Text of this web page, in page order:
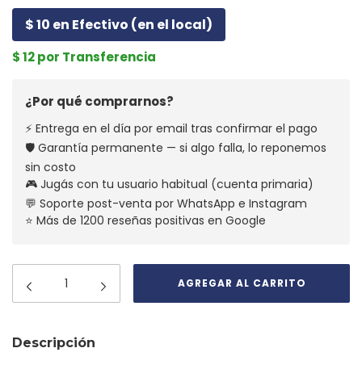
$ 10 en Efectivo (en el local)
$ 12 por Transferencia
¿Por qué comprarnos?
⚡ Entrega en el día por email tras confirmar el pago
🛡️ Garantía permanente — si algo falla, lo reponemos
sin costo
🎮 Jugás con tu usuario habitual (cuenta primaria)
💬 Soporte post-venta por WhatsApp e Instagram
⭐ Más de 1200 reseñas positivas en Google
Descripción